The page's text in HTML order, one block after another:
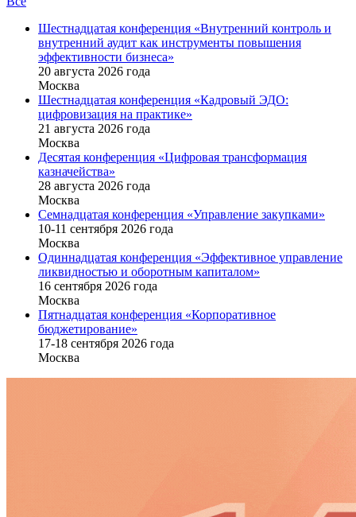
Шестнадцатая конференция «Внутренний контроль и
внутренний аудит как инструменты повышения
эффективности бизнеса»
20 августа 2026 года
Москва
Шестнадцатая конференция «Кадровый ЭДО:
цифровизация на практике»
21 августа 2026 года
Москва
Десятая конференция «Цифровая трансформация
казначейства»
28 августа 2026 года
Москва
Семнадцатая конференция «Управление закупками»
10-11 сентября 2026 года
Москва
Одиннадцатая конференция «Эффективное управление
ликвидностью и оборотным капиталом»
16 cентября 2026 года
Москва
Пятнадцатая конференция «Корпоративное
бюджетирование»
17-18 сентября 2026 года
Москва